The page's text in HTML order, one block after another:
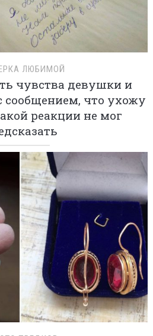
ЛЮБИМОЙ
чувства девушки и
сообщением, что ухожу
реакции не мог